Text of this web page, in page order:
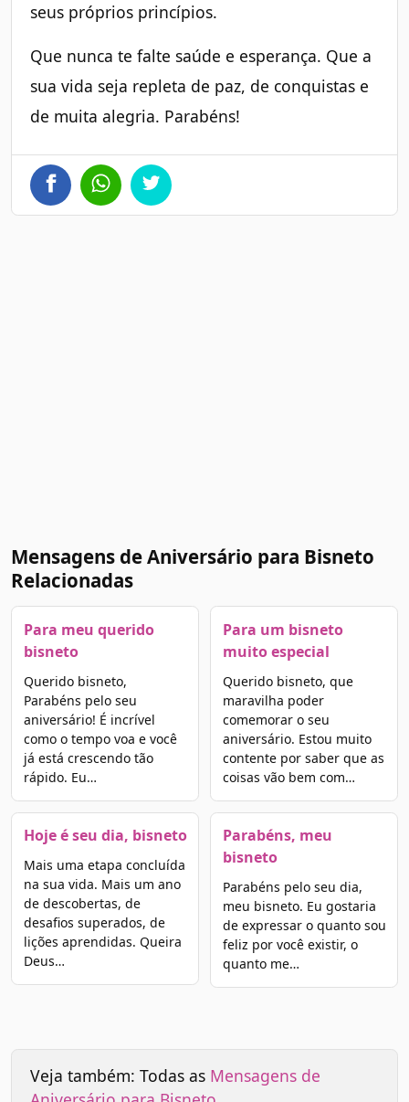
seus próprios princípios.
Que nunca te falte saúde e esperança. Que a
sua vida seja repleta de paz, de conquistas e
de muita alegria. Parabéns!
Mensagens de Aniversário para Bisneto
Relacionadas
Para meu querido
bisneto
Querido bisneto,
Parabéns pelo seu
aniversário! É incrível
como o tempo voa e você
já está crescendo tão
rápido. Eu…
Hoje é seu dia, bisneto
Mais uma etapa concluída
na sua vida. Mais um ano
de descobertas, de
desafios superados, de
lições aprendidas. Queira
Deus…
Para um bisneto
muito especial
Querido bisneto, que
maravilha poder
comemorar o seu
aniversário. Estou muito
contente por saber que as
coisas vão bem com…
Parabéns, meu
bisneto
Parabéns pelo seu dia,
meu bisneto. Eu gostaria
de expressar o quanto sou
feliz por você existir, o
quanto me…
Veja também: Todas as Mensagens de